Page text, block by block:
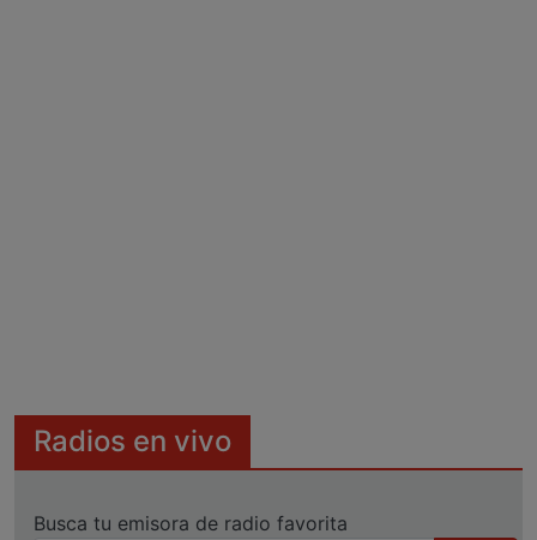
Radios en vivo
Busca tu emisora de radio favorita